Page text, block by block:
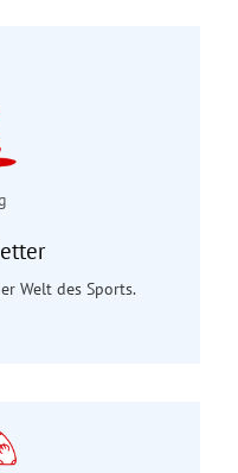
Welt des Sports.